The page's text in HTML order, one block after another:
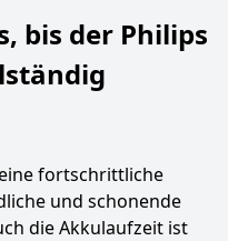
bis der Philips
fortschrittliche
und schonende
die Akkulaufzeit ist